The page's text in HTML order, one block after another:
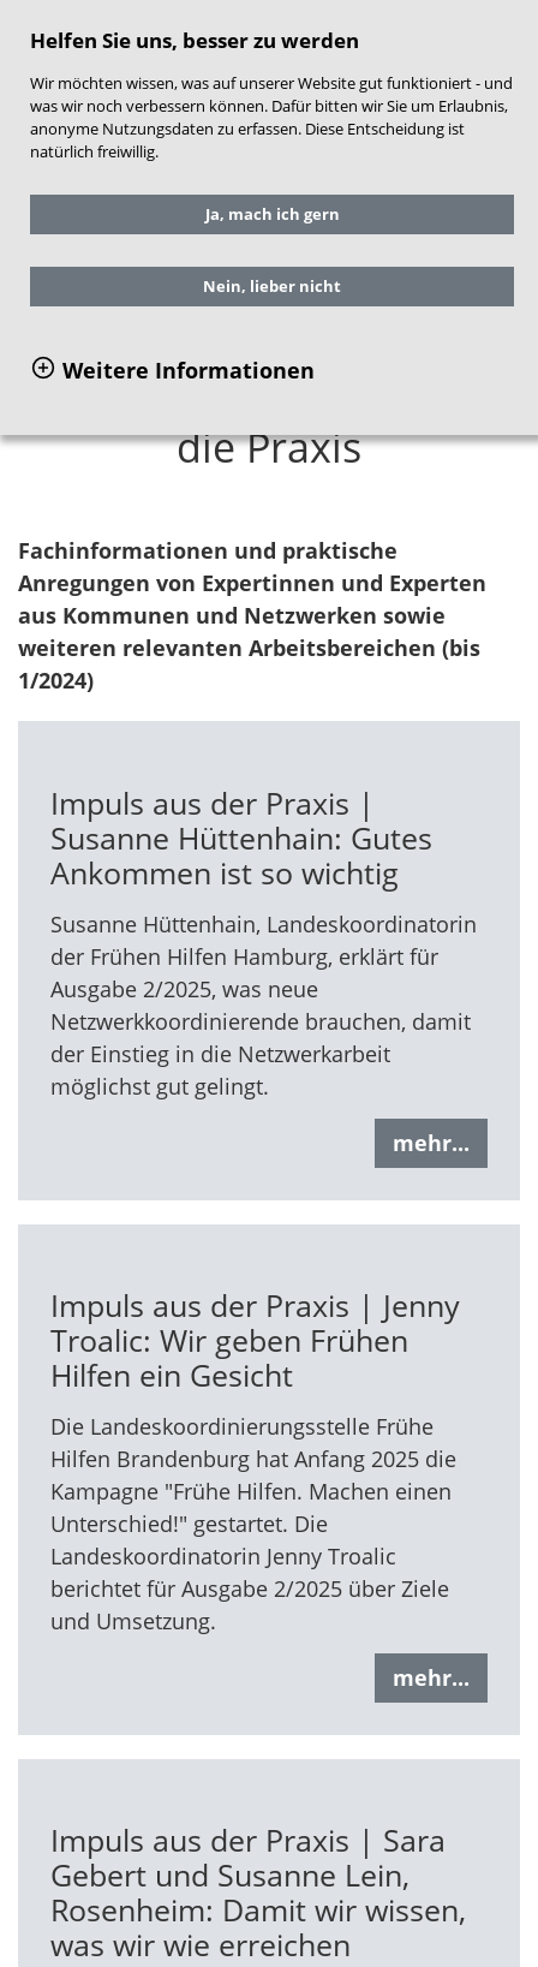
Helfen Sie uns, besser zu werden
Wir möchten wissen, was auf unserer Website gut funktioniert - und
was wir noch verbessern können. Dafür bitten wir Sie um Erlaubnis,
anonyme Nutzungsdaten zu erfassen. Diese Entscheidung ist
natürlich freiwillig.
Ja, mach ich gern
Nein, lieber nicht
Weitere Informationen
Sie befinden sich hier: Service
Aktuelles
Frühe Hilfen aktuell
die Praxis
Fachinformationen und praktische
Anregungen von Expertinnen und Experten
aus Kommunen und Netzwerken sowie
weiteren relevanten Arbeitsbereichen (bis
1/2024)
Impuls aus der Praxis |
Susanne Hüttenhain: Gutes
Ankommen ist so wichtig
Susanne Hüttenhain, Landeskoordinatorin
der Frühen Hilfen Hamburg, erklärt für
Ausgabe 2/2025, was neue
Netzwerkkoordinierende brauchen, damit
der Einstieg in die Netzwerkarbeit
möglichst gut gelingt.
mehr...
Impuls aus der Praxis | Jenny
Troalic: Wir geben Frühen
Hilfen ein Gesicht
Die Landeskoordinierungsstelle Frühe
Hilfen Brandenburg hat Anfang 2025 die
Kampagne "Frühe Hilfen. Machen einen
Unterschied!" gestartet. Die
Landeskoordinatorin Jenny Troalic
berichtet für Ausgabe 2/2025 über Ziele
und Umsetzung.
mehr...
Impuls aus der Praxis | Sara
Gebert und Susanne Lein,
Rosenheim: Damit wir wissen,
was wir wie erreichen